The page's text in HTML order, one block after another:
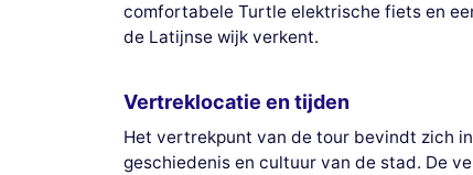
comfortabele Turtle elektrische fiets en
de Latijnse wijk verkent.
Vertreklocatie en tijden
Het vertrekpunt van de tour bevindt zich
geschiedenis en cultuur van de stad. De